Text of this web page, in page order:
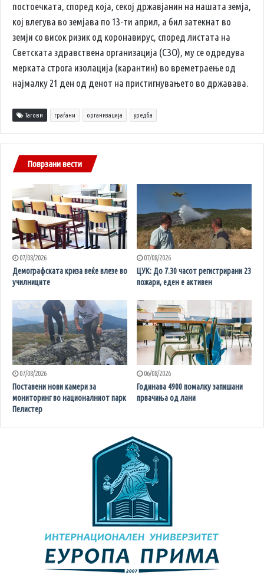
постоечката, според која, секој државјанин на нашата земја,
кој влегува во земјава по 13-ти април, а бил затекнат во
земји со висок ризик од коронавирус, според листата на
Светската здравствена организација (СЗО), му се одредува
мерката строга изолација (карантин) во времетраење од
најмалку 21 ден од денот на пристигнувањето во државава.
Тагови граѓани организација уредба
Поврзани вести
07/08/2026
Демографската криза веќе влезе во
училниците
07/08/2026
ЦУК: До 7.30 часот регистрирани 23
пожари, еден е активен
07/08/2026
Поставени нови камери за
мониторинг во националниот парк
Пелистер
06/08/2026
Годинава 4900 помалку запишани
првачиња од лани